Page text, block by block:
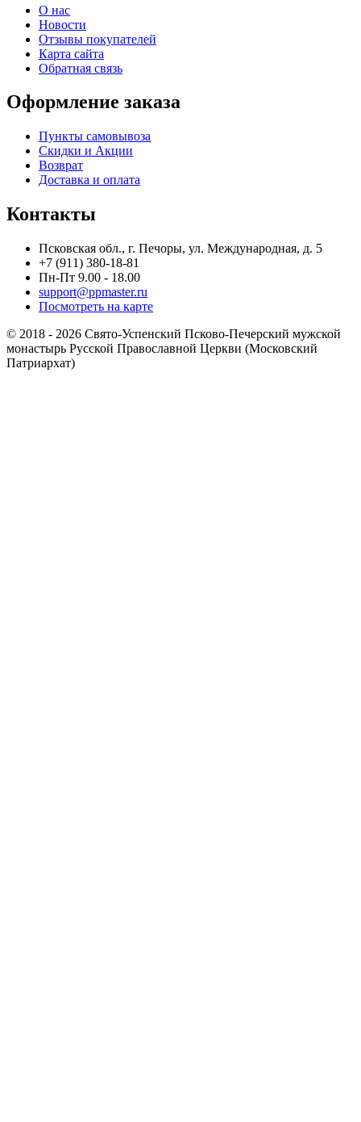
О нас
Новости
Отзывы покупателей
Карта сайта
Обратная связь
Оформление заказа
Пункты самовывоза
Скидки и Акции
Возврат
Доставка и оплата
Контакты
Псковская обл., г. Печоры, ул. Международная, д. 5
+7 (911) 380-18-81
Пн-Пт 9.00 - 18.00
support@ppmaster.ru
Посмотреть на карте
© 2018 - 2026 Свято-Успенский Псково-Печерский мужской
монастырь Русской Православной Церкви (Московский
Патриархат)